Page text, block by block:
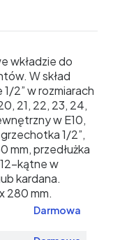
wkładzie do
W skład
2” w rozmiarach
20, 21, 22, 23, 24,
w E10,
grzechotka 1/2”,
mm, przedłużka
kątne w
kardana.
280 mm.
Darmowa